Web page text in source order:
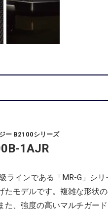
ー B2100シリーズ
1AJR
ラインである「MR-G」シ
たモデルです。複雑な形状
た、強度の高いマルチガー